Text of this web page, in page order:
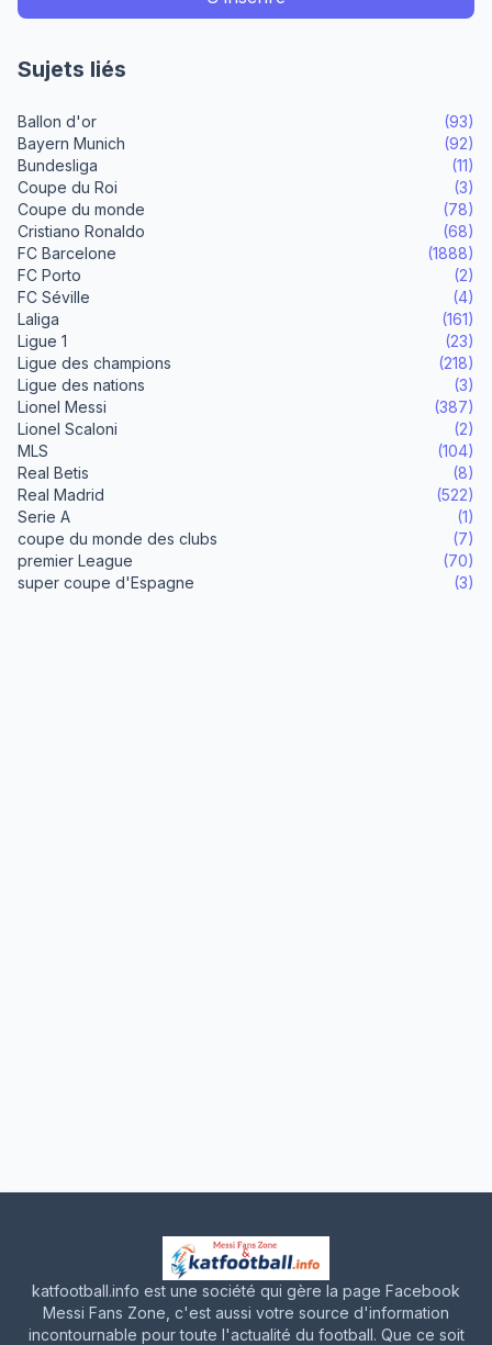
Sujets liés
Ballon d'or
(93)
Bayern Munich
(92)
Bundesliga
(11)
Coupe du Roi
(3)
Coupe du monde
(78)
Cristiano Ronaldo
(68)
FC Barcelone
(1888)
FC Porto
(2)
FC Séville
(4)
Laliga
(161)
Ligue 1
(23)
Ligue des champions
(218)
Ligue des nations
(3)
Lionel Messi
(387)
Lionel Scaloni
(2)
MLS
(104)
Real Betis
(8)
Real Madrid
(522)
Serie A
(1)
coupe du monde des clubs
(7)
premier League
(70)
super coupe d'Espagne
(3)
katfootball.info est une société qui gère la page Facebook
Messi Fans Zone, c'est aussi votre source d'information
incontournable pour toute l'actualité du football. Que ce soit